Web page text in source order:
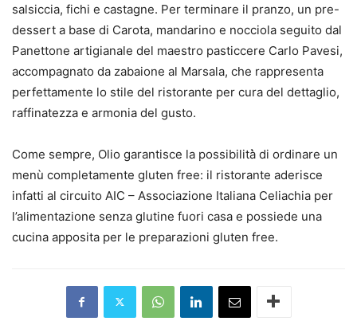
salsiccia, fichi e castagne. Per terminare il pranzo, un pre-
dessert a base di Carota, mandarino e nocciola seguito dal
Panettone artigianale del maestro pasticcere Carlo Pavesi,
accompagnato da zabaione al Marsala, che rappresenta
perfettamente lo stile del ristorante per cura del dettaglio,
raffinatezza e armonia del gusto.
Come sempre, Olio garantisce la possibilità̀ di ordinare un
menù completamente gluten free: il ristorante aderisce
infatti al circuito AIC – Associazione Italiana Celiachia per
l’alimentazione senza glutine fuori casa e possiede una
cucina apposita per le preparazioni gluten free.